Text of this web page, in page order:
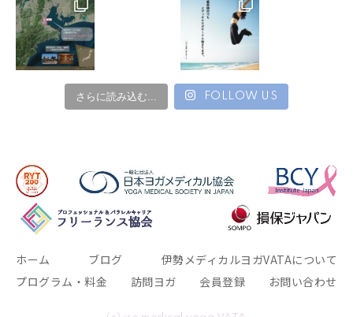
負う様お願いします。
14. 施設利用にあたり器物の破壊や損失した場合は自身
で責任を負うようお願いします。
15. レッスン内での他の参加者とのトラブルに関する責
任は負いかねます。
の病気、諸事情により当日であってもレッスンが急遽休
講となることがあります。
その様な場合はできるだけ早めにご連絡するよう努め、
事前徴収分のレッスン代金については後日返金いたしま
す。
【警報発令時の対応について】
さらに読み込む... FOLLOW US
ホーム ブログ
伊勢メディカルヨガVATAについて
プログラム・料金
訪問ヨガ 会員登録 お問い合わせ